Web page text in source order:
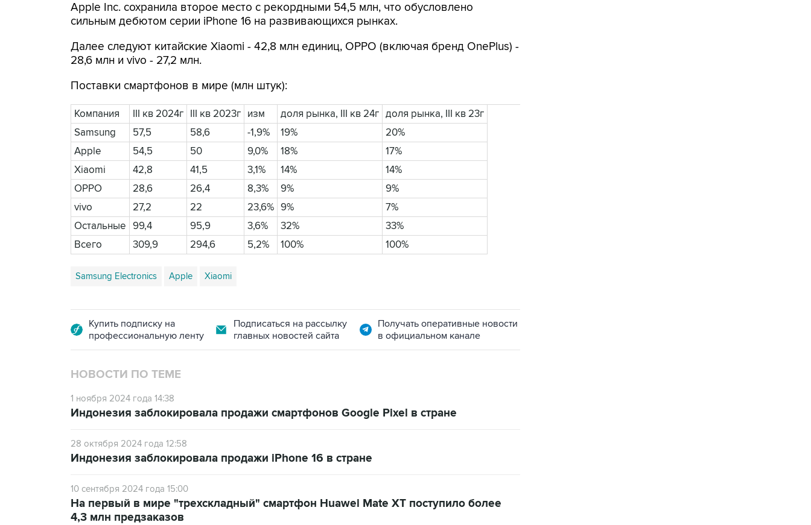
Apple Inc. сохранила второе место с рекордными 54,5 млн, что обусловлено
сильным дебютом серии iPhone 16 на развивающихся рынках.
Далее следуют китайские Xiaomi - 42,8 млн единиц, OPPO (включая бренд OnePlus) -
28,6 млн и vivo - 27,2 млн.
Поставки смартфонов в мире (млн штук):
Компания III кв 2024г III кв 2023г изм доля рынка, III кв 24г доля рынка, III кв 23г
Samsung
57,5 58,6 -1,9% 19%
20%
Apple
54,5 50 9,0% 18%
17%
Xiaomi
42,8 41,5 3,1% 14%
14%
OPPO
28,6 26,4 8,3% 9%
9%
vivo
27,2 22 23,6% 9%
7%
Остальные 99,4 95,9 3,6% 32%
33%
Всего
309,9 294,6 5,2% 100% 100%
Samsung Electronics Apple Xiaomi
Купить подписку на
профессиональную ленту
Подписаться на рассылку
главных новостей сайта
Получать оперативные новости
в официальном канале
НОВОСТИ ПО ТЕМЕ
1 ноября 2024 года 14:38
Индонезия заблокировала продажи смартфонов Google Pixel в стране
28 октября 2024 года 12:58
Индонезия заблокировала продажи iPhone 16 в стране
10 сентября 2024 года 15:00
На первый в мире "трехскладный" смартфон Huawei Mate XT поступило более
4,3 млн предзаказов